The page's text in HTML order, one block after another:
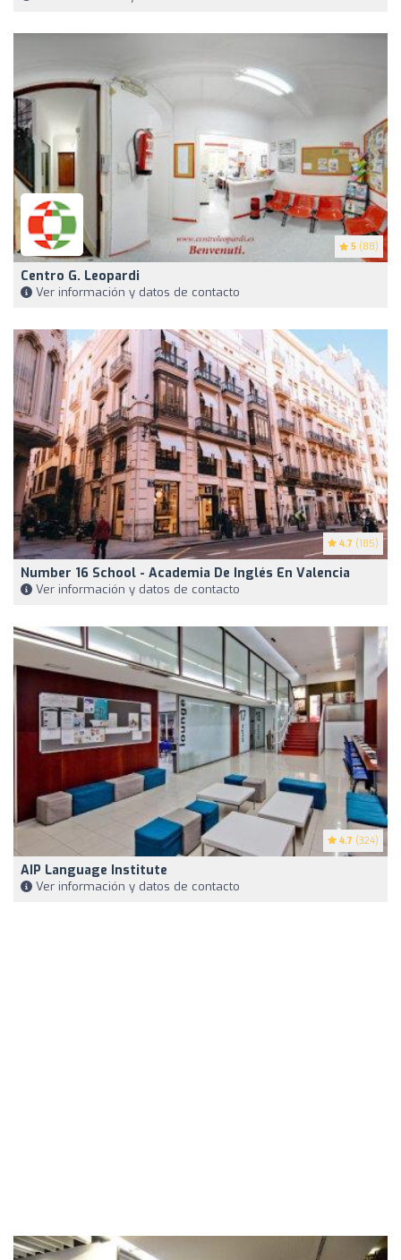
5 (88)
Centro G. Leopardi
Ver información y datos de contacto
4.7 (185)
Number 16 School - Academia De Inglés En Valencia
Ver información y datos de contacto
4.7 (324)
AIP Language Institute
Ver información y datos de contacto